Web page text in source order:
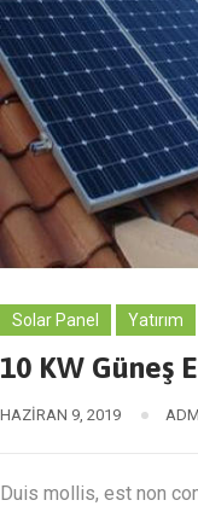
Solar Panel Yatırım
10 KW Güneş
HAZIRAN 9, 2019
Duis mollis, est non